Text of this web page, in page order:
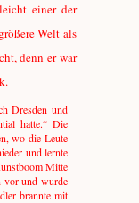
einer der
Welt als
denn er war
Dresden und
hatte.“ Die
wo die Leute
und lernte
Mitte
vor und wurde
brannte mit